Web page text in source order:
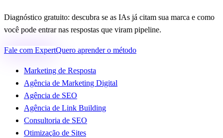
Diagnóstico gratuito: descubra se as IAs já citam sua marca e como
você pode entrar nas respostas que viram pipeline.
Fale com ExpertQuero aprender o método
Marketing de Resposta
Agência de Marketing Digital
Agência de SEO
Agência de Link Building
Consultoria de SEO
Otimização de Sites